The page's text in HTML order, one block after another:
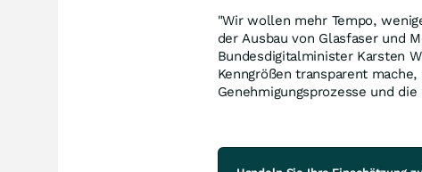
"Wir wollen mehr Tempo,
der Ausbau von Glasfaser und
Bundesdigitalminister Karsten
Kenngrößen transparent
Genehmigungsprozesse und